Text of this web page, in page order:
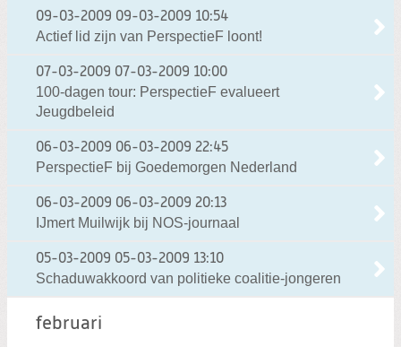
09-03-2009 09-03-2009 10:54
Actief lid zijn van PerspectieF loont!
07-03-2009 07-03-2009 10:00
100-dagen tour: PerspectieF evalueert
Jeugdbeleid
06-03-2009 06-03-2009 22:45
PerspectieF bij Goedemorgen Nederland
06-03-2009 06-03-2009 20:13
IJmert Muilwijk bij NOS-journaal
05-03-2009 05-03-2009 13:10
Schaduwakkoord van politieke coalitie-jongeren
februari